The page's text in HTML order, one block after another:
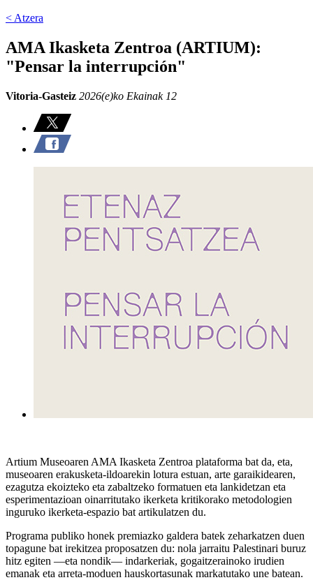
< Atzera
AMA Ikasketa Zentroa (ARTIUM):
"Pensar la interrupción"
Vitoria-Gasteiz 2026(e)ko Ekainak 12
Artium Museoaren AMA Ikasketa Zentroa plataforma bat da, eta,
museoaren erakusketa-ildoarekin lotura estuan, arte garaikidearen,
ezagutza ekoizteko eta zabaltzeko formatuen eta lankidetzan eta
esperimentazioan oinarritutako ikerketa kritikorako metodologien
inguruko ikerketa-espazio bat artikulatzen du.
Programa publiko honek premiazko galdera batek zeharkatzen duen
topagune bat irekitzea proposatzen du: nola jarraitu Palestinari buruz
hitz egiten —eta nondik— indarkeriak, gogaitzerainoko irudien
emanak eta arreta-moduen hauskortasunak markatutako une batean.